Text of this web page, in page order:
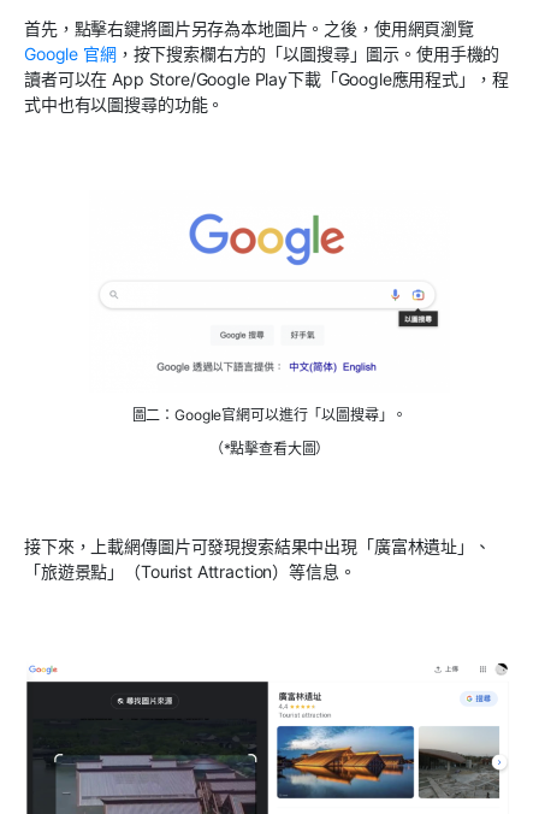
首先，點擊右鍵將圖片另存為本地圖片。之後，使用網頁瀏覽
Google 官網，按下搜索欄右方的「以圖搜尋」圖示。使用手機的
讀者可以在 App Store/Google Play下載「Google應用程式」，程
式中也有以圖搜尋的功能。
圖二：Google官網可以進行「以圖搜尋」。
（*點擊查看大圖）
接下來，上載網傳圖片可發現搜索結果中出現「廣富林遺址」、
「旅遊景點」（Tourist Attraction）等信息。